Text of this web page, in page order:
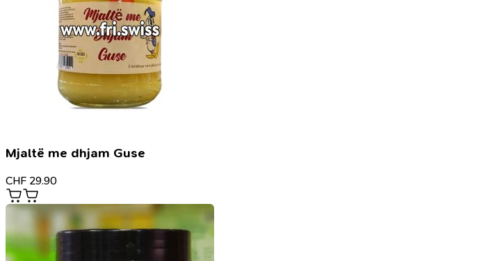
Mjaltë me dhjam Guse
CHF 29.90